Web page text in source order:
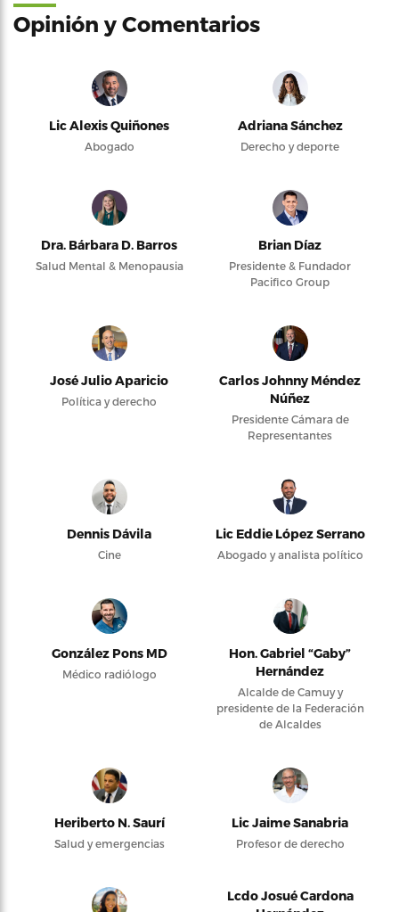
Opinión y Comentarios
Lic Alexis Quiñones
Abogado
Adriana Sánchez
Derecho y deporte
Dra. Bárbara D. Barros
Salud Mental & Menopausia
Brian Díaz
Presidente & Fundador
Pacifico Group
José Julio Aparicio
Política y derecho
Carlos Johnny Méndez
Núñez
Presidente Cámara de
Representantes
Dennis Dávila
Cine
Lic Eddie López Serrano
Abogado y analista político
González Pons MD
Médico radiólogo
Hon. Gabriel “Gaby”
Hernández
Alcalde de Camuy y
presidente de la Federación
de Alcaldes
Heriberto N. Saurí
Salud y emergencias
Lic Jaime Sanabria
Profesor de derecho
Lcdo Josué Cardona